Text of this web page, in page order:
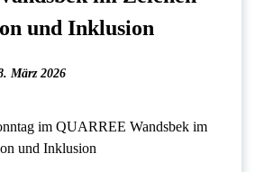
und Inklusion
März 2026